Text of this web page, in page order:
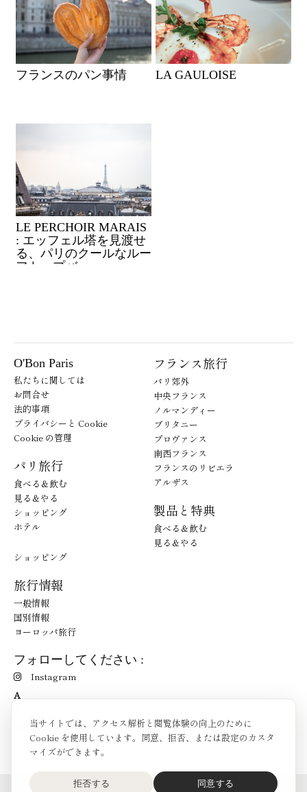
当サイトでは、アクセス解析と閲覧体験の向上のために
Cookie を使用しています。同意、拒否、または設定のカスタ
マイズができます。
拒否する 同意する
フランスのパン事情 LA GAULOISE
LE PERCHOIR MARAIS
: エッフェル塔を見渡せ
る、パリのクールなルー
フトップバー
O'Bon Paris
私たちに関しては
お問合せ
法的事項
プライバシーと Cookie
Cookie の管理
パリ旅行
食べる＆飲む
見る＆やる
ショッピング
ホテル
フランス旅行
パリ郊外
中央フランス
ノルマンディー
ブリタニー
プロヴァンス
南西フランス
フランスのリビエラ
アルザス
製品と特典
食べる＆飲む
見る＆やる
ショッピング
旅行情報
一般情報
国別情報
ヨーロッパ旅行
フォローしてください :
Instagram
A